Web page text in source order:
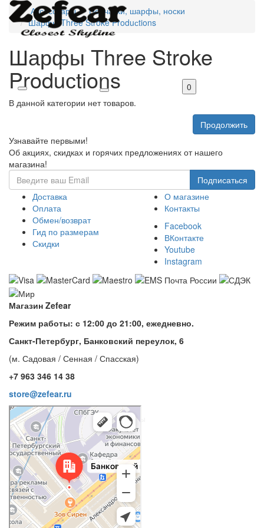
0
Аксессуары
Перчатки, шарфы, носки
Шарфы Three Stroke Produсtions
Шарфы Three Stroke
Produсtions
В данной категории нет товаров.
Продолжить
Узнавайте первыми!
Об акциях, скидках и горячих предложениях от нашего
магазина!
Доставка
Оплата
Обмен/возврат
Гид по размерам
Скидки
О магазине
Контакты
Facebook
ВКонтакте
Youtube
Instagram
Магазин Zefear
Режим работы: с 12:00 до 21:00, ежедневно.
Санкт-Петербург, Банковский переулок, 6
(м. Садовая / Сенная / Спасская)
+7 963 346 14 38
store@zefear.ru
Санкт‑Петербург
Банковский переулок, 6 — Яндекс Карты